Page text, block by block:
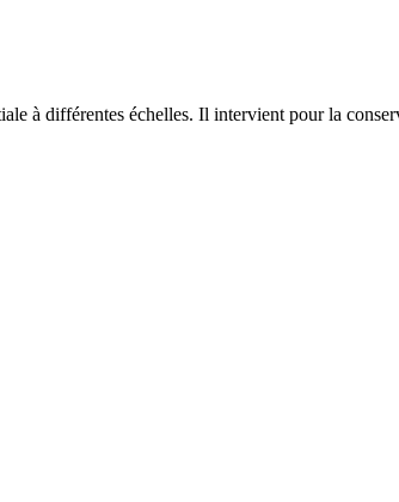
à différentes échelles. Il intervient pour la